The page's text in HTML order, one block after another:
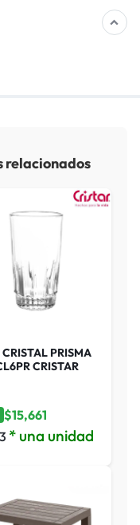
relacionados
PRISMA
CRISTAR
$15,661
* una unidad